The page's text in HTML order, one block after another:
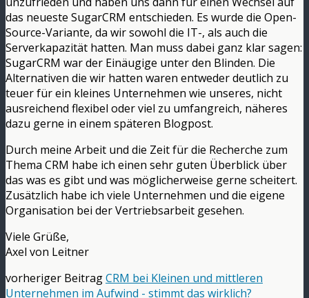
das neueste SugarCRM entschieden. Es wurde die Open-
Source-Variante, da wir sowohl die IT-, als auch die
Serverkapazität hatten. Man muss dabei ganz klar sagen:
SugarCRM war der Einäugige unter den Blinden. Die
Alternativen die wir hatten waren entweder deutlich zu
teuer für ein kleines Unternehmen wie unseres, nicht
ausreichend flexibel oder viel zu umfangreich, näheres
dazu gerne in einem späteren Blogpost.
Durch meine Arbeit und die Zeit für die Recherche zum
Thema CRM habe ich einen sehr guten Überblick über
das was es gibt und was möglicherweise gerne scheitert.
Zusätzlich habe ich viele Unternehmen und die eigene
Organisation bei der Vertriebsarbeit gesehen.
Viele Grüße,
Axel von Leitner
vorheriger BeitragCRM bei Kleinen und mittleren
Unternehmen im Aufwind - stimmt das wirklich?